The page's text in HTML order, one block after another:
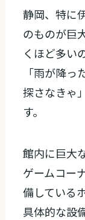
静岡、特に
のものが巨
くほど多い
「雨が降
探さなきゃ
す。
館内に巨大
ゲームコー
備している
具体的な設